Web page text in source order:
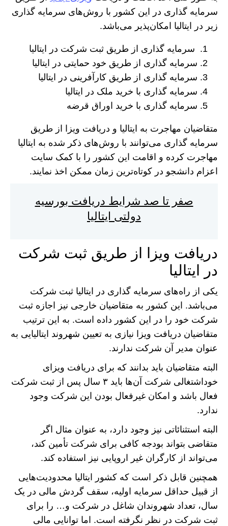
سرمایه گذاری در این کشور با روش‌های سرمایه گذاری
زیر در ایتالیا امکان‌پذیر می‌باشد.
سرمایه گذاری از طریق ثبت شرکت در ایتالیا
سرمایه گذاری از طریق خود حمایتی در ایتالیا
سرمایه گذاری از طریق کارآفرینی در ایتالیا
سرمایه گذاری با خرید ملک در ایتالیا
سرمایه گذاری با خرید اوراق قرضه
متقاضیان مهاجرت به ایتالیا و دریافت ویزا از طریق
سرمایه گذاری می‌توانند با روش‌های ذکر شده به ایتالیا
مهاجرت کرده و اقامت این کشور را با کمک سایت
اعزام دانشجو در کوتاه‌ترین زمان ممکن اخذ نمایند.
صفر تا صد شرایط دریافت بورسیه
دولتی ایتالیا
دریافت ویزا از طریق ثبت شرکت
در ایتالیا
یکی از راه‌های سرمایه گذاری در ایتالیا ثبت شرکت
می‌باشد. این کشور به متقاضیان خارجی نیز اجازه ثبت
شرکت خود را در این کشور داده است. به این ترتیب
متقاضیان دریافت ویزا نیازی به تعیین شهروند ایتالیایی به
عنوان مدیر آن شرکت ندارند.
البته متقاضیان باید بدانند که برای دریافت ویزای
خوداشتغالی شرکت آن‌ها باید ۳ سال پس از ثبت شرکت
فعال باشد و امکان غیرفعال بودن این شرکت وجود
ندارد.
البته استثنائاتی نیز وجود دارد، به عنوان مثال اگر
متقاضی بتواند بودجه کافی برای شرکت تأمین کند،
می‌تواند از کارگران غیر اروپایی نیز استفاده کند.
همچنین قابل ذکر است که کشور ایتالیا محدودیت‌هایی
از قبیل حداقل سرمایه اولیه، سقف گردش مالی در یک
سال، تعداد شهروندان شاغل در شرکت و… را برای
ثبت شرکت در نظر نگرفته است. اما توانایی مالی